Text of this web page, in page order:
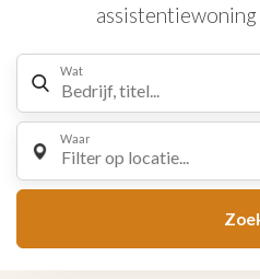
Wat
Waar
Filter op locatie...